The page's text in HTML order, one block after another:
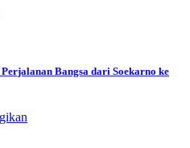
Bangsa dari Soekarno ke